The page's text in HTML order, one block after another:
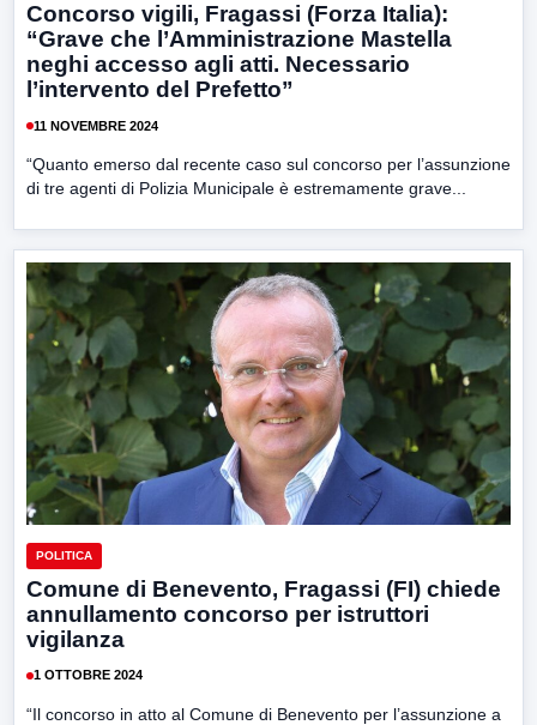
Concorso vigili, Fragassi (Forza Italia):
“Grave che l’Amministrazione Mastella
neghi accesso agli atti. Necessario
l’intervento del Prefetto”
11 NOVEMBRE 2024
“Quanto emerso dal recente caso sul concorso per l’assunzione
di tre agenti di Polizia Municipale è estremamente grave...
POLITICA
Comune di Benevento, Fragassi (FI) chiede
annullamento concorso per istruttori
vigilanza
1 OTTOBRE 2024
“Il concorso in atto al Comune di Benevento per l’assunzione a